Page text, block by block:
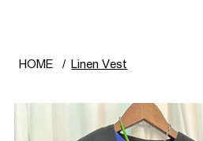
HOME / Linen Vest